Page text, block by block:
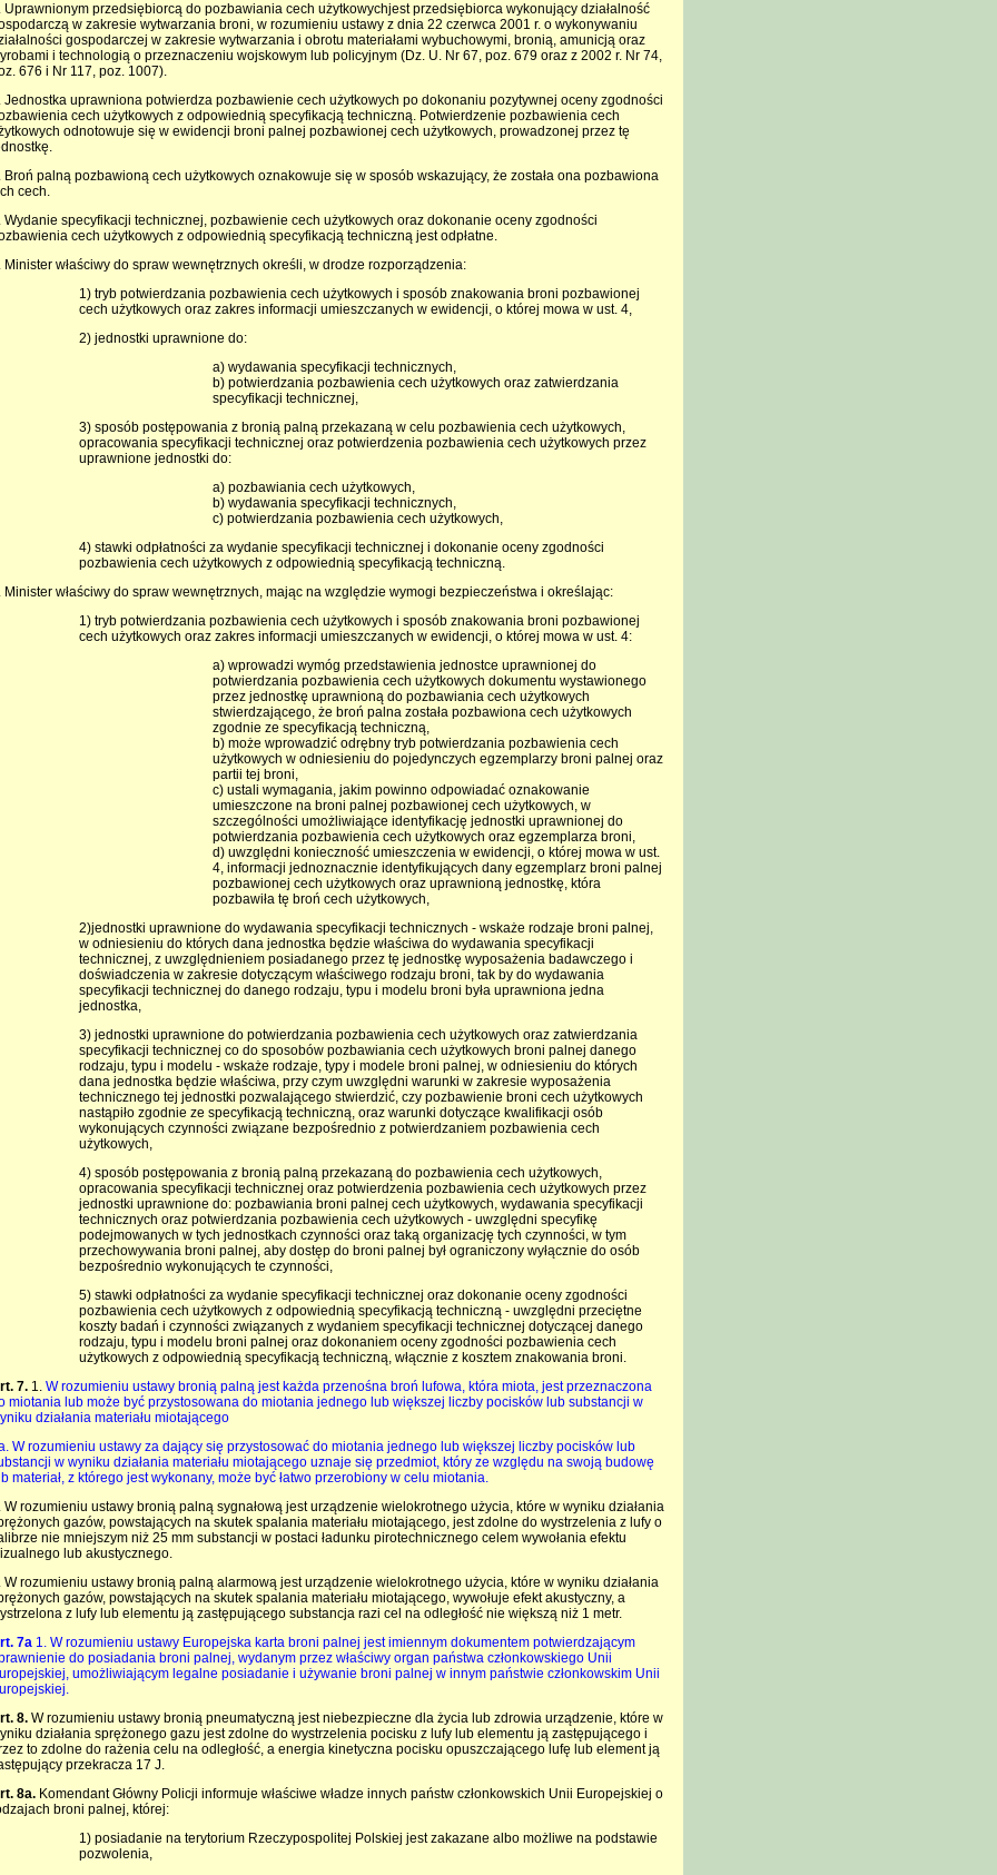
Uprawnionym przedsiębiorcą do pozbawiania cech użytkowychjest przedsiębiorca wykonujący działalność
w zakresie wytwarzania broni, w rozumieniu ustawy z dnia 22 czerwca 2001 r. o wykonywaniu
gospodarczej w zakresie wytwarzania i obrotu materiałami wybuchowymi, bronią, amunicją oraz
i technologią o przeznaczeniu wojskowym lub policyjnym (Dz. U. Nr 67, poz. 679 oraz z 2002 r. Nr 74,
676 i Nr 117, poz. 1007).
Jednostka uprawniona potwierdza pozbawienie cech użytkowych po dokonaniu pozytywnej oceny zgodności
cech użytkowych z odpowiednią specyfikacją techniczną. Potwierdzenie pozbawienia cech
odnotowuje się w ewidencji broni palnej pozbawionej cech użytkowych, prowadzonej przez tę
Broń palną pozbawioną cech użytkowych oznakowuje się w sposób wskazujący, że została ona pozbawiona
cech.
Wydanie specyfikacji technicznej, pozbawienie cech użytkowych oraz dokonanie oceny zgodności
cech użytkowych z odpowiednią specyfikacją techniczną jest odpłatne.
Minister właściwy do spraw wewnętrznych określi, w drodze rozporządzenia:
1) tryb potwierdzania pozbawienia cech użytkowych i sposób znakowania broni pozbawionej
cech użytkowych oraz zakres informacji umieszczanych w ewidencji, o której mowa w ust. 4,
2) jednostki uprawnione do:
a) wydawania specyfikacji technicznych,
b) potwierdzania pozbawienia cech użytkowych oraz zatwierdzania
specyfikacji technicznej,
3) sposób postępowania z bronią palną przekazaną w celu pozbawienia cech użytkowych,
opracowania specyfikacji technicznej oraz potwierdzenia pozbawienia cech użytkowych przez
uprawnione jednostki do:
a) pozbawiania cech użytkowych,
b) wydawania specyfikacji technicznych,
c) potwierdzania pozbawienia cech użytkowych,
4) stawki odpłatności za wydanie specyfikacji technicznej i dokonanie oceny zgodności
pozbawienia cech użytkowych z odpowiednią specyfikacją techniczną.
Minister właściwy do spraw wewnętrznych, mając na względzie wymogi bezpieczeństwa i określając:
1) tryb potwierdzania pozbawienia cech użytkowych i sposób znakowania broni pozbawionej
cech użytkowych oraz zakres informacji umieszczanych w ewidencji, o której mowa w ust. 4:
a) wprowadzi wymóg przedstawienia jednostce uprawnionej do
potwierdzania pozbawienia cech użytkowych dokumentu wystawionego
przez jednostkę uprawnioną do pozbawiania cech użytkowych
stwierdzającego, że broń palna została pozbawiona cech użytkowych
zgodnie ze specyfikacją techniczną,
b) może wprowadzić odrębny tryb potwierdzania pozbawienia cech
użytkowych w odniesieniu do pojedynczych egzemplarzy broni palnej oraz
partii tej broni,
c) ustali wymagania, jakim powinno odpowiadać oznakowanie
umieszczone na broni palnej pozbawionej cech użytkowych, w
szczególności umożliwiające identyfikację jednostki uprawnionej do
potwierdzania pozbawienia cech użytkowych oraz egzemplarza broni,
d) uwzględni konieczność umieszczenia w ewidencji, o której mowa w ust.
4, informacji jednoznacznie identyfikujących dany egzemplarz broni palnej
pozbawionej cech użytkowych oraz uprawnioną jednostkę, która
pozbawiła tę broń cech użytkowych,
2)jednostki uprawnione do wydawania specyfikacji technicznych - wskaże rodzaje broni palnej,
w odniesieniu do których dana jednostka będzie właściwa do wydawania specyfikacji
technicznej, z uwzględnieniem posiadanego przez tę jednostkę wyposażenia badawczego i
doświadczenia w zakresie dotyczącym właściwego rodzaju broni, tak by do wydawania
specyfikacji technicznej do danego rodzaju, typu i modelu broni była uprawniona jedna
jednostka,
3) jednostki uprawnione do potwierdzania pozbawienia cech użytkowych oraz zatwierdzania
specyfikacji technicznej co do sposobów pozbawiania cech użytkowych broni palnej danego
rodzaju, typu i modelu - wskaże rodzaje, typy i modele broni palnej, w odniesieniu do których
dana jednostka będzie właściwa, przy czym uwzględni warunki w zakresie wyposażenia
technicznego tej jednostki pozwalającego stwierdzić, czy pozbawienie broni cech użytkowych
nastąpiło zgodnie ze specyfikacją techniczną, oraz warunki dotyczące kwalifikacji osób
wykonujących czynności związane bezpośrednio z potwierdzaniem pozbawienia cech
użytkowych,
4) sposób postępowania z bronią palną przekazaną do pozbawienia cech użytkowych,
opracowania specyfikacji technicznej oraz potwierdzenia pozbawienia cech użytkowych przez
jednostki uprawnione do: pozbawiania broni palnej cech użytkowych, wydawania specyfikacji
technicznych oraz potwierdzania pozbawienia cech użytkowych - uwzględni specyfikę
podejmowanych w tych jednostkach czynności oraz taką organizację tych czynności, w tym
przechowywania broni palnej, aby dostęp do broni palnej był ograniczony wyłącznie do osób
bezpośrednio wykonujących te czynności,
5) stawki odpłatności za wydanie specyfikacji technicznej oraz dokonanie oceny zgodności
pozbawienia cech użytkowych z odpowiednią specyfikacją techniczną - uwzględni przeciętne
koszty badań i czynności związanych z wydaniem specyfikacji technicznej dotyczącej danego
rodzaju, typu i modelu broni palnej oraz dokonaniem oceny zgodności pozbawienia cech
użytkowych z odpowiednią specyfikacją techniczną, włącznie z kosztem znakowania broni.
7. 1. W rozumieniu ustawy bronią palną jest każda przenośna broń lufowa, która miota, jest przeznaczona
miotania lub może być przystosowana do miotania jednego lub większej liczby pocisków lub substancji w
działania materiału miotającego
W rozumieniu ustawy za dający się przystosować do miotania jednego lub większej liczby pocisków lub
w wyniku działania materiału miotającego uznaje się przedmiot, który ze względu na swoją budowę
materiał, z którego jest wykonany, może być łatwo przerobiony w celu miotania.
W rozumieniu ustawy bronią palną sygnałową jest urządzenie wielokrotnego użycia, które w wyniku działania
gazów, powstających na skutek spalania materiału miotającego, jest zdolne do wystrzelenia z lufy o
nie mniejszym niż 25 mm substancji w postaci ładunku pirotechnicznego celem wywołania efektu
lub akustycznego.
W rozumieniu ustawy bronią palną alarmową jest urządzenie wielokrotnego użycia, które w wyniku działania
gazów, powstających na skutek spalania materiału miotającego, wywołuje efekt akustyczny, a
z lufy lub elementu ją zastępującego substancja razi cel na odległość nie większą niż 1 metr.
7a 1. W rozumieniu ustawy Europejska karta broni palnej jest imiennym dokumentem potwierdzającym
do posiadania broni palnej, wydanym przez właściwy organ państwa członkowskiego Unii
umożliwiającym legalne posiadanie i używanie broni palnej w innym państwie członkowskim Unii
8. W rozumieniu ustawy bronią pneumatyczną jest niebezpieczne dla życia lub zdrowia urządzenie, które w
działania sprężonego gazu jest zdolne do wystrzelenia pocisku z lufy lub elementu ją zastępującego i
to zdolne do rażenia celu na odległość, a energia kinetyczna pocisku opuszczającego lufę lub element ją
przekracza 17 J.
8a. Komendant Główny Policji informuje właściwe władze innych państw członkowskich Unii Europejskiej o
broni palnej, której:
1) posiadanie na terytorium Rzeczypospolitej Polskiej jest zakazane albo możliwe na podstawie
pozwolenia,